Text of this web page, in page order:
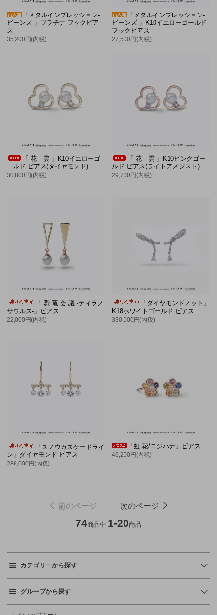
「メタルインプレッション-
ビーンズ-」プラチナ フックピア
ス
35,200円(内税)
「メタルインプレッション-
ビーンズ-」K10イエローゴールド
フックピアス
27,500円(内税)
「 花 雲 」K10イエローゴ
ールド ピアス(ダイヤモンド)
30,800円(内税)
「 花 雲 」K10ピンクゴー
ルド ピアス(ライトアメジスト)
29,700円(内税)
「 恐 竜 会 議 -ティラノ
サウルス-」ピアス
22,000円(内税)
「ダイヤモンドノット」
K18ホワイトゴールド ピアス
330,000円(内税)
「スノウカスケードライ
ン」ダイヤモンド ピアス
286,000円(内税)
「虹 花/ニジハナ」ピアス
46,200円(内税)
前のページ 次のページ
74商品中 1-20商品
カテゴリーから探す
グループから探す